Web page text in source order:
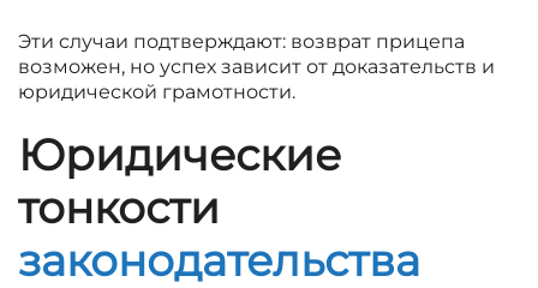
Эти случаи подтверждают: возврат прицепа
возможен, но успех зависит от доказательств и
юридической грамотности.
Юридические
тонкости
законодательства